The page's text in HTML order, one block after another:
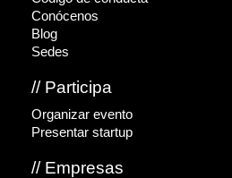
Conócenos
Blog
Sedes
// Participa
Organizar evento
Presentar startup
// Empresas